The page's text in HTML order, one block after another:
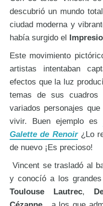
descubrió un mundo
ciudad moderna y
había surgido el
Este movimiento
artistas intentaban
efectos que la luz
temas de sus
variados personajes
vivir. Buen ejemplo es
Galette de Renoir¿Lo
de nuevo ¡Es precioso!
Vincent se trasladó al
y conocíó a los
Toulouse
Lautrec,